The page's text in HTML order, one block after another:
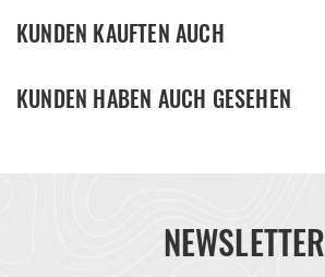
KUNDEN KAUFTEN AUCH
KUNDEN HABEN AUCH GESEHEN
NEWSLETTER